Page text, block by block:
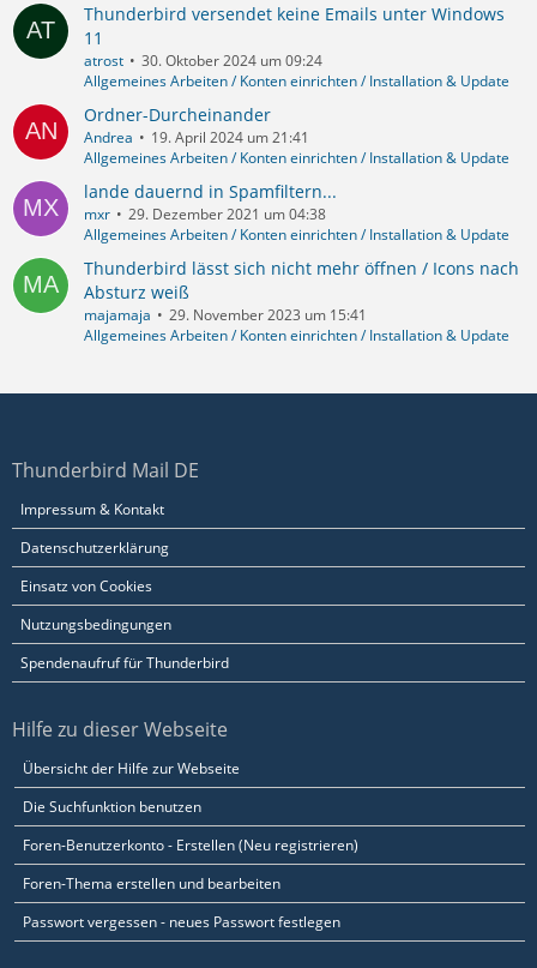
Thunderbird versendet keine Emails unter Windows
11
atrost
30. Oktober 2024 um 09:24
Allgemeines Arbeiten / Konten einrichten / Installation & Update
Ordner-Durcheinander
Andrea
19. April 2024 um 21:41
Allgemeines Arbeiten / Konten einrichten / Installation & Update
lande dauernd in Spamfiltern...
mxr
29. Dezember 2021 um 04:38
Allgemeines Arbeiten / Konten einrichten / Installation & Update
Thunderbird lässt sich nicht mehr öffnen / Icons nach
Absturz weiß
majamaja
29. November 2023 um 15:41
Allgemeines Arbeiten / Konten einrichten / Installation & Update
Thunderbird Mail DE
Impressum & Kontakt
Datenschutzerklärung
Einsatz von Cookies
Nutzungsbedingungen
Spendenaufruf für Thunderbird
Hilfe zu dieser Webseite
Übersicht der Hilfe zur Webseite
Die Suchfunktion benutzen
Foren-Benutzerkonto - Erstellen (Neu registrieren)
Foren-Thema erstellen und bearbeiten
Passwort vergessen - neues Passwort festlegen